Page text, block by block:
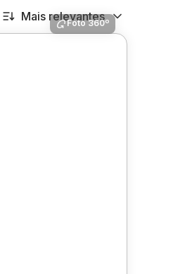
Mais relevantes
Foto 360º